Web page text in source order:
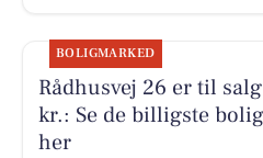
BOLIGMARKED
Rådhusvej 26 er til
kr.: Se de billigste
her